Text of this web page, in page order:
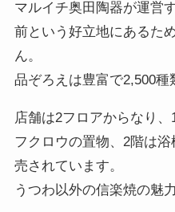
マルイチ奥田陶器が運営
前という好立地にあるた
ん。
品ぞろえは豊富で2,500種
店舗は2フロアからなり
フクロウの置物、2階は
売されています。
うつわ以外の信楽焼の魅